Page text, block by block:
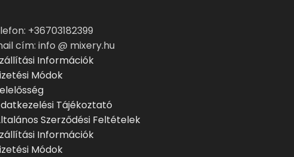
+36703182399
cím: info @ mixery.hu
Információk
Módok
Tájékoztató
Szerződési Feltételek
Információk
Módok